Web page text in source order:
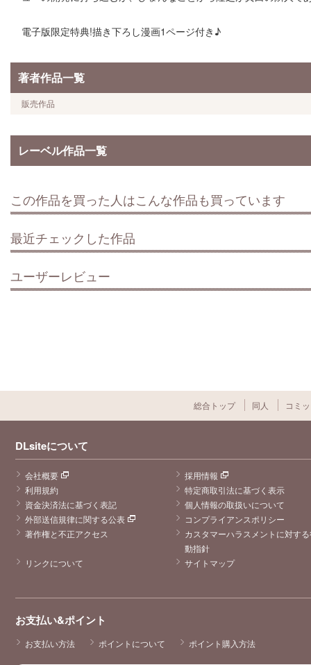
電子版限定特典!描き下ろし漫画1ページ付き♪
著者作品一覧
販売作品
レーベル作品一覧
この作品を買った人はこんな作品も買っています
最近チェックした作品
ユーザーレビュー
総合トップ 同人 コミ
DLsiteについて
会社概要
採用情報
利用規約
特定商取引法に基づく表示
資金決済法に基づく表記
個人情報の取扱いについて
外部送信規律に関する公表
コンプライアンスポリシー
著作権と不正アクセス
カスタマーハラスメントに対す
動指針
リンクについて
サイトマップ
お支払い&ポイント
お支払い方法 ポイントについて ポイント購入方法